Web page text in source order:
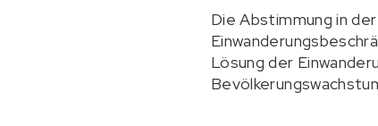
Die Abstimmung in
Lösung der